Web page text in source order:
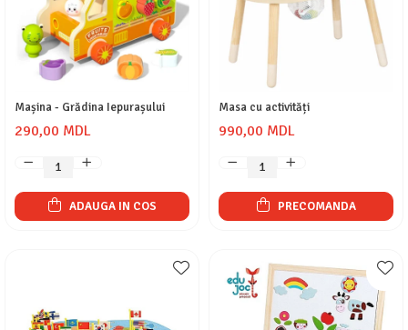
Mașina - Grădina Iepurașului
290,00 MDL
ADAUGA IN COS
Masa cu activități
990,00 MDL
PRECOMANDA